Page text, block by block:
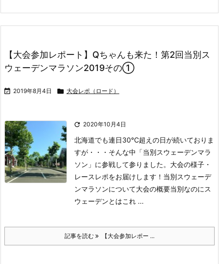
【大会参加レポート】Qちゃんも来た！第2回当別ス
ウェーデンマラソン2019その①
 2019年8月4日  大会レポ（ロード）
 2020年10月4日
北海道でも連日30℃超えの日が続いておりま
すが・・・そんな中「当別スウェーデンマラ
ソン」に参戦して参りました。大会の様子・
レースレポをお届けします！ 当別スウェーデ
ンマラソンについて大会の概要当別なのにス
ウェーデンとはこれ ...
記事を読む 【大会参加レポー ...